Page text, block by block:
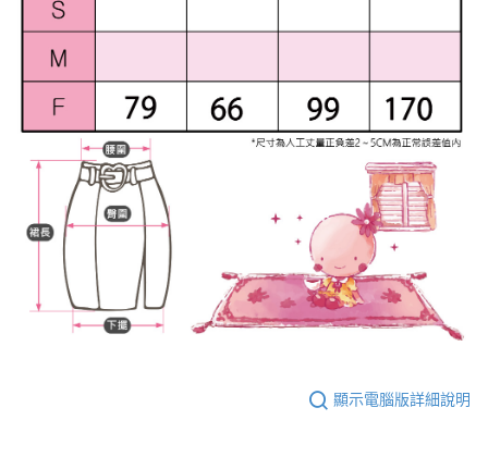
顯示電腦版詳細說明